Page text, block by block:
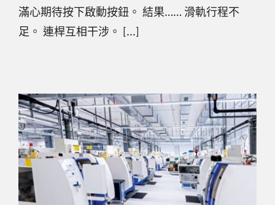
滿心期待按下啟動按鈕。 結果…… 滑軌行程不
足。 連桿互相干涉。 [...]